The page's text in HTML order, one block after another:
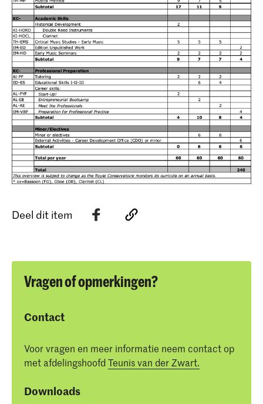
Deel dit item
Vragen of opmerkingen?
Contact
Voor vragen en meer informatie neem contact op
met afdelingshoofdTeunis van der Zwart.
Downloads